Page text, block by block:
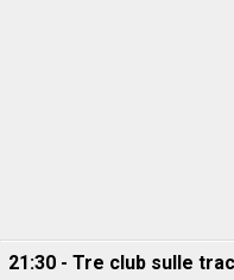
21:30 - Tre club sulle